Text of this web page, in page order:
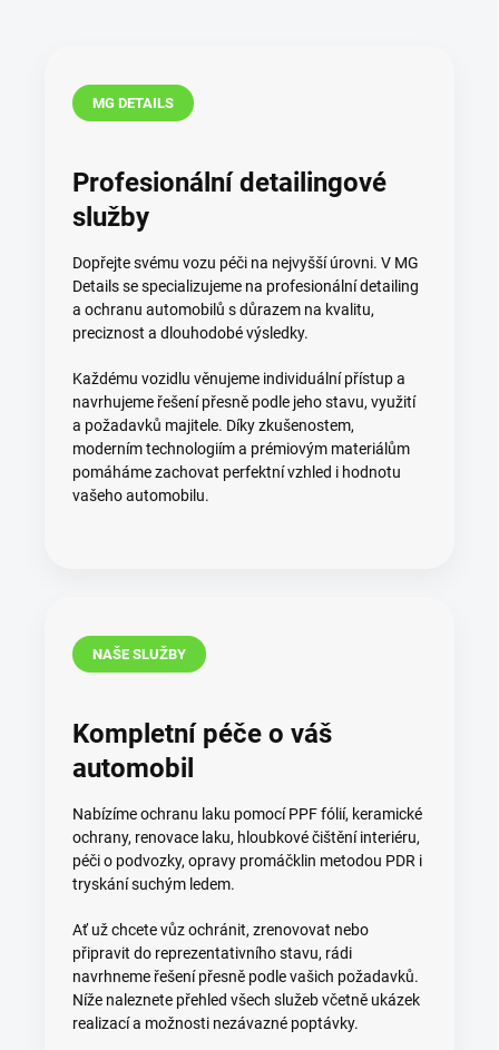
MG DETAILS
Profesionální detailingové
služby
Dopřejte svému vozu péči na nejvyšší úrovni. V MG
Details se specializujeme na profesionální detailing
a ochranu automobilů s důrazem na kvalitu,
preciznost a dlouhodobé výsledky.
Každému vozidlu věnujeme individuální přístup a
navrhujeme řešení přesně podle jeho stavu, využití
a požadavků majitele. Díky zkušenostem,
moderním technologiím a prémiovým materiálům
pomáháme zachovat perfektní vzhled i hodnotu
vašeho automobilu.
NAŠE SLUŽBY
Kompletní péče o váš
automobil
Nabízíme ochranu laku pomocí PPF fólií, keramické
ochrany, renovace laku, hloubkové čištění interiéru,
péči o podvozky, opravy promáčklin metodou PDR i
tryskání suchým ledem.
Ať už chcete vůz ochránit, zrenovovat nebo
připravit do reprezentativního stavu, rádi
navrhneme řešení přesně podle vašich požadavků.
Níže naleznete přehled všech služeb včetně ukázek
realizací a možnosti nezávazné poptávky.